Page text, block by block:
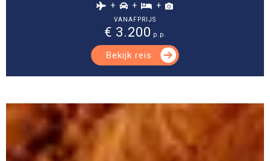
+ + +
VANAFPRIJS
€ 3.200 p.p.
Bekijk reis